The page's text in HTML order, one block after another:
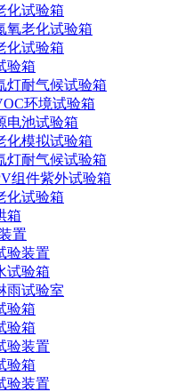
化试验箱
氧老化试验箱
化试验箱
验箱
灯耐气候试验箱
环境试验箱
电池试验箱
化模拟试验箱
灯耐气候试验箱
组件紫外试验箱
化试验箱
箱
置
验装置
试验箱
雨试验室
验箱
验箱
验装置
验箱
验装置